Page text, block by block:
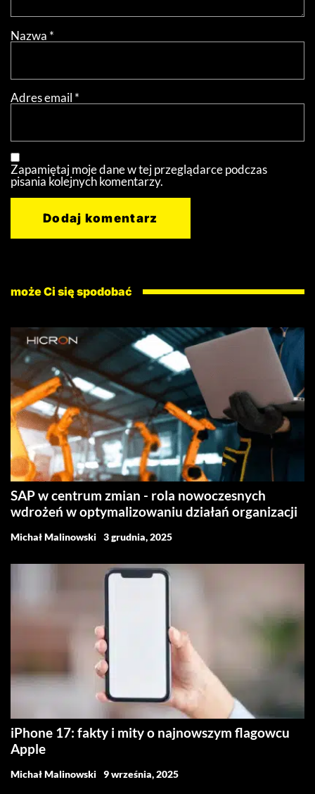
Nazwa *
Adres email *
Zapamiętaj moje dane w tej przeglądarce podczas
pisania kolejnych komentarzy.
może Ci się spodobać
SAP w centrum zmian - rola nowoczesnych
wdrożeń w optymalizowaniu działań organizacji
Michał Malinowski 3 grudnia, 2025
iPhone 17: fakty i mity o najnowszym flagowcu
Apple
Michał Malinowski 9 września, 2025